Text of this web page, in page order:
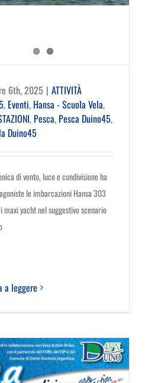
6th, 2025 | ATTIVITÀ
, Eventi, Hansa - Scuola Vela,
, Pesca, Pesca Duino45,
Duino45
di vento, luce e condivisione ha
le imbarcazioni Hansa 303
maxi yacht nel suggestivo scenario
a leggere